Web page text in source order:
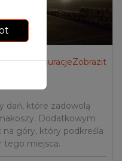
RestauracjeZobrazit
dań, które zadowolą
Dodatkowym
góry, który podkreśla
tego miejsca.